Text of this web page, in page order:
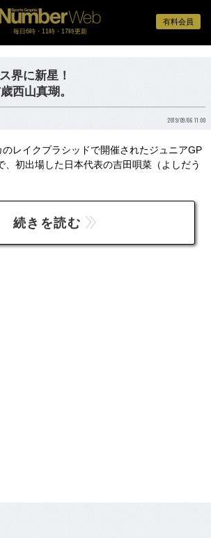
有料会員
毎日6時・11時・17時更新
界に新星！
西山真瑚。
2019/09/06 11:00
レイクプラシッドで開催されたジュニアGP
、初出場した日本代表の吉田唄菜（よしだう
続きを読む